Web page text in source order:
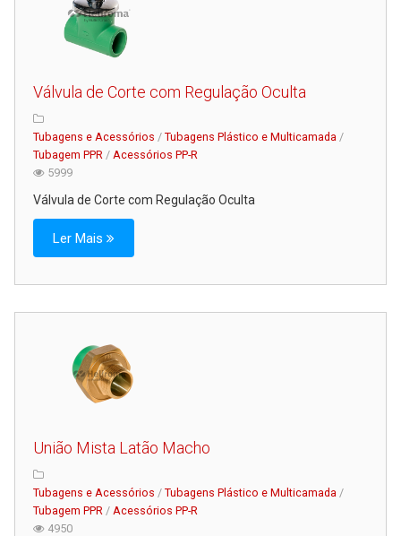
Válvula de Corte com Regulação Oculta
Tubagens e Acessórios / Tubagens Plástico e Multicamada/
Tubagem PPR/ Acessórios PP-R
5999
Válvula de Corte com Regulação Oculta
Ler Mais
União Mista Latão Macho
Tubagens e Acessórios / Tubagens Plástico e Multicamada/
Tubagem PPR/ Acessórios PP-R
4950